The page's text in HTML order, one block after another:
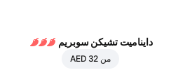
دايناميت تشيكن سوبريم
من AED 32